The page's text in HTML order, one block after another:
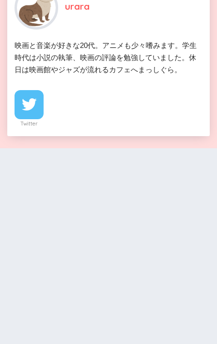
urara
映画と音楽が好きな20代。アニメも少々嗜みます。学生
時代は小説の執筆、映画の評論を勉強していました。休
日は映画館やジャズが流れるカフェへまっしぐら。
Twitter